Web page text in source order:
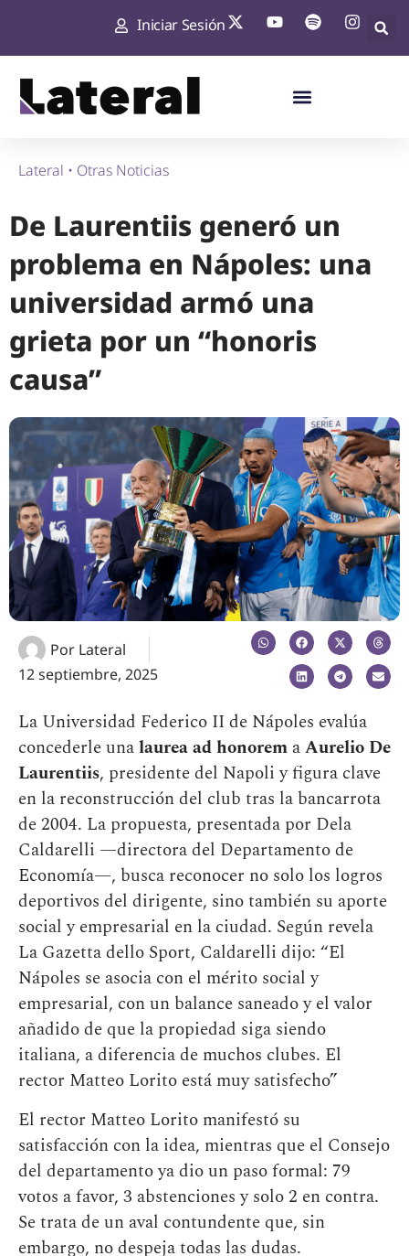
Iniciar Sesión
Lateral • Otras Noticias
De Laurentiis generó un
problema en Nápoles: una
universidad armó una
grieta por un “honoris
causa”
Por Lateral
12 septiembre, 2025
La Universidad Federico II de Nápoles evalúa
concederle unalaurea ad honorem aAurelio De
Laurentiis, presidente del Napoli y figura clave
en la reconstrucción del club tras la bancarrota
de 2004. La propuesta, presentada por Dela
Caldarelli —directora del Departamento de
Economía—, busca reconocer no solo los logros
deportivos del dirigente, sino también su aporte
social y empresarial en la ciudad. Según revela
La Gazetta dello Sport, Caldarelli dijo: “El
Nápoles se asocia con el mérito social y
empresarial, con un balance saneado y el valor
añadido de que la propiedad siga siendo
italiana, a diferencia de muchos clubes. El
rector Matteo Lorito está muy satisfecho”
El rector Matteo Lorito manifestó su
satisfacción con la idea, mientras que el Consejo
del departamento ya dio un paso formal: 79
votos a favor, 3 abstenciones y solo 2 en contra.
Se trata de un aval contundente que, sin
embargo, no despeja todas las dudas.